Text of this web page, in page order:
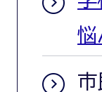
悩
市